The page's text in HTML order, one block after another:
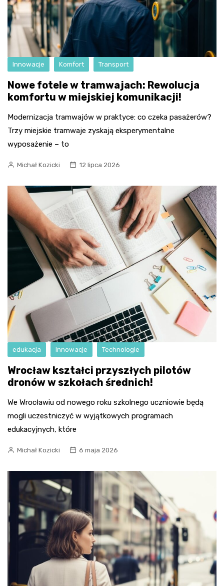
Innowacje Komfort Transport
Nowe fotele w tramwajach: Rewolucja
komfortu w miejskiej komunikacji!
Modernizacja tramwajów w praktyce: co czeka pasażerów?
Trzy miejskie tramwaje zyskają eksperymentalne
wyposażenie – to
Michał Kozicki 12 lipca 2026
edukacja Innowacje Technologie
Wrocław kształci przyszłych pilotów
dronów w szkołach średnich!
We Wrocławiu od nowego roku szkolnego uczniowie będą
mogli uczestniczyć w wyjątkowych programach
edukacyjnych, które
Michał Kozicki 6 maja 2026